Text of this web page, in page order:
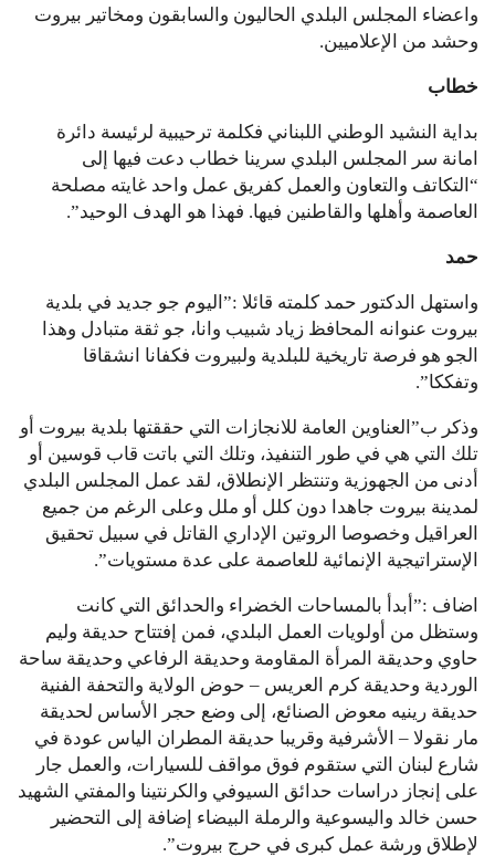
واعضاء المجلس البلدي الحاليون والسابقون ومخاتير بيروت
وحشد من الإعلاميين.
خطاب
بداية النشيد الوطني اللبناني فكلمة ترحيبية لرئيسة دائرة
امانة سر المجلس البلدي سرينا خطاب دعت فيها إلى
“التكاتف والتعاون والعمل كفريق عمل واحد غايته مصلحة
العاصمة وأهلها والقاطنين فيها. فهذا هو الهدف الوحيد”.
حمد
واستهل الدكتور حمد كلمته قائلا :”اليوم جو جديد في بلدية
بيروت عنوانه المحافظ زياد شبيب وانا، جو ثقة متبادل وهذا
الجو هو فرصة تاريخية للبلدية ولبيروت فكفانا انشقاقا
وتفككا”.
وذكر ب”العناوين العامة للانجازات التي حققتها بلدية بيروت أو
تلك التي هي في طور التنفيذ، وتلك التي باتت قاب قوسين أو
أدنى من الجهوزية وتنتظر الإنطلاق، لقد عمل المجلس البلدي
لمدينة بيروت جاهدا دون كلل أو ملل وعلى الرغم من جميع
العراقيل وخصوصا الروتين الإداري القاتل في سبيل تحقيق
الإستراتيجية الإنمائية للعاصمة على عدة مستويات”.
اضاف :”أبدأ بالمساحات الخضراء والحدائق التي كانت
وستظل من أولويات العمل البلدي، فمن إفتتاح حديقة وليم
حاوي وحديقة المرأة المقاومة وحديقة الرفاعي وحديقة ساحة
الوردية وحديقة كرم العريس – حوض الولاية والتحفة الفنية
حديقة رينيه معوض الصنائع، إلى وضع حجر الأساس لحديقة
مار نقولا – الأشرفية وقريبا حديقة المطران الياس عودة في
شارع لبنان التي ستقوم فوق مواقف للسيارات، والعمل جار
على إنجاز دراسات حدائق السيوفي والكرنتينا والمفتي الشهيد
حسن خالد واليسوعية والرملة البيضاء إضافة إلى التحضير
لإطلاق ورشة عمل كبرى في حرج بيروت”.